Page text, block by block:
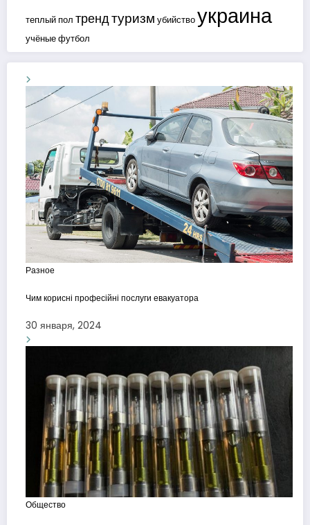
теплый пол трендтуризм убийствоукраина
учёныефутбол
Разное
Чим корисні професійні послуги евакуатора
30 января, 2024
Общество